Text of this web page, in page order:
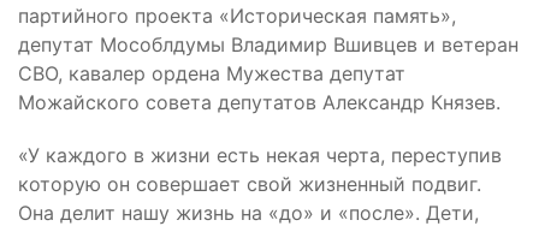
партийного проекта «Историческая память»,
депутат Мособлдумы Владимир Вшивцев и ветеран
СВО, кавалер ордена Мужества депутат
Можайского совета депутатов Александр Князев.
«У каждого в жизни есть некая черта, переступив
которую он совершает свой жизненный подвиг.
Она делит нашу жизнь на «до» и «после». Дети,